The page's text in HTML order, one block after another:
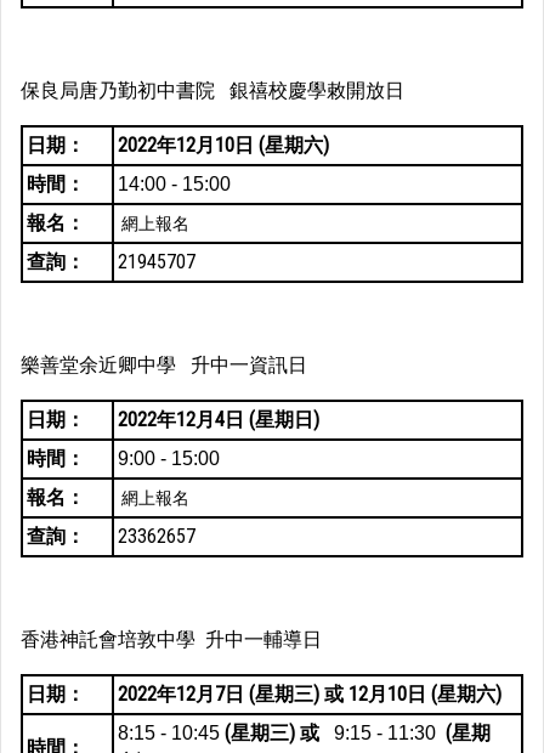
保良局唐乃勤初中書院 銀禧校慶學敕開放日
日期：
2022年12月10日 (星期六)
時間：
14:00 - 15:00
報名： 網上報名
查詢： 21945707
樂善堂余近卿中學 升中一資訊日
日期：
2022年12月4日 (星期日)
時間：
9:00 - 15:00
報名： 網上報名
查詢： 23362657
香港神託會培敦中學 升中一輔導日
日期： 2022年12月7日 (星期三) 或 12月10日 (星期六)
時間：
8:15 - 10:45 (星期三) 或 9:15 - 11:30 (星期